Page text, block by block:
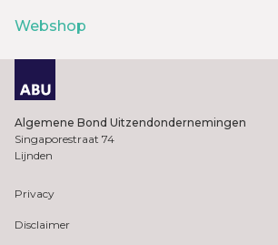
Webshop
Algemene Bond Uitzendondernemingen
Singaporestraat 74
Lijnden
Privacy
Disclaimer